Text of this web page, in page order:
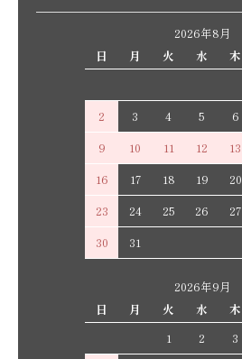
2026年8月
日
月 火 水 木
2
3 4 5 6
9
10 11 12 13
16
17 18 19 20
23
24 25 26 27
30
31
2026年9月
日
月 火 水 木
1
2 3